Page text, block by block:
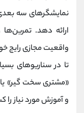
نمایشگرهای سه
ارائه دهد.
واقعیت مجازی رایج
تا در سناریوهای
«مشتری سخت گیر» یا
و آموزش مورد نیاز